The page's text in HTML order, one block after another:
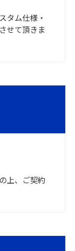
タム仕様・
せて頂きま
上、ご契約